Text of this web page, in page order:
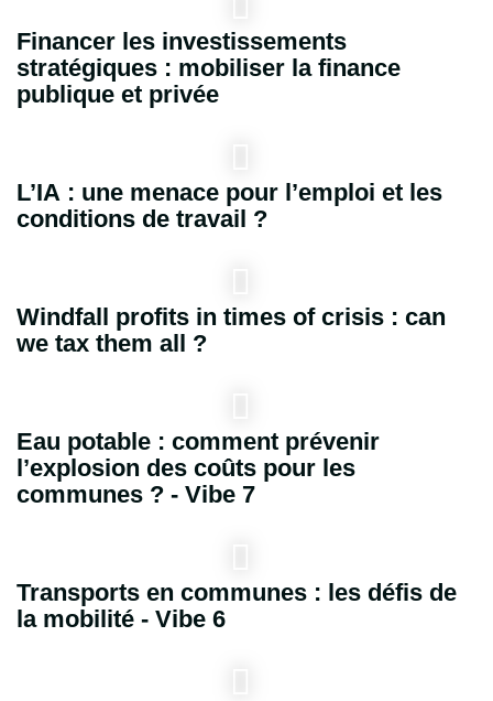
Financer les investissements
stratégiques : mobiliser la finance
publique et privée
L’IA : une menace pour l’emploi et les
conditions de travail ?
Windfall profits in times of crisis : can
we tax them all ?
Eau potable : comment prévenir
l’explosion des coûts pour les
communes ? - Vibe 7
Transports en communes : les défis de
la mobilité - Vibe 6